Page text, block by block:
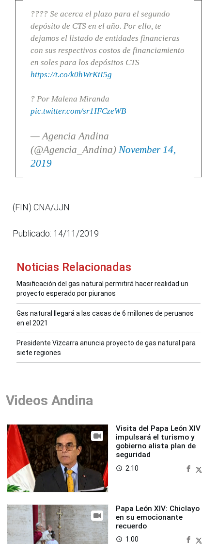
???? Se acerca el plazo para el segundo
depósito de CTS en el año. Por ello, te
dejamos el listado de entidades financieras
con sus respectivos costos de financiamiento
en soles para los depósitos CTS
https://t.co/k0hWrKtI5g
? Por Malena Miranda
pic.twitter.com/sr1IFCzeWB
— Agencia Andina
(@Agencia_Andina) November 14,
2019
(FIN) CNA/JJN
Publicado: 14/11/2019
Noticias Relacionadas
Masificación del gas natural permitirá hacer realidad un
proyecto esperado por piuranos
Gas natural llegará a las casas de 6 millones de peruanos
en el 2021
Presidente Vizcarra anuncia proyecto de gas natural para
siete regiones
Videos Andina
Visita del Papa León XIV
impulsará el turismo y
gobierno alista plan de
seguridad
access_time 2:10
Papa León XIV: Chiclayo
en su emocionante
recuerdo
access_time 1:00